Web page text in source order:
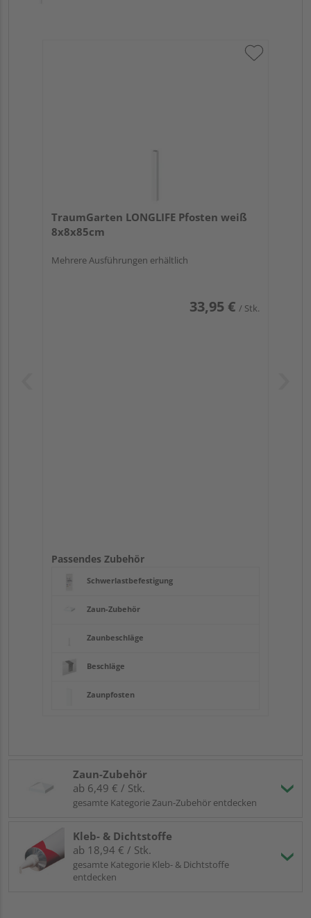
TraumGarten LONGLIFE Pfosten weiß
8x8x85cm
Mehrere Ausführungen erhältlich
33,95 € / Stk.
Passendes Zubehör
Schwerlastbefestigung
Zaun-Zubehör
Zaunbeschläge
Beschläge
Zaunpfosten
Zaun-Zubehör
ab 6,49 € / Stk.
gesamte Kategorie Zaun-Zubehör entdecken
Kleb- & Dichtstoffe
ab 18,94 € / Stk.
gesamte Kategorie Kleb- & Dichtstoffe
entdecken